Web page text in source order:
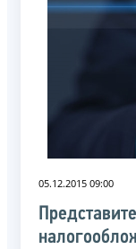
05.12.2015 09:00